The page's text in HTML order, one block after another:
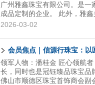
广州雅鑫珠宝有限公司。是
成品定制的企业。 此外，雅
发挥自家源头货品的优势，
情于宝石的多彩魅力，那么雅
更多的无限可能。 其中，公
十分充沛，色系极为完备，
2026-03-02
会员焦点｜信源行珠宝：
领军人物：潘桂金 匠心领航
长，同时也是冠钰臻品珠宝品
佛山市顺德区珠宝首饰商会副